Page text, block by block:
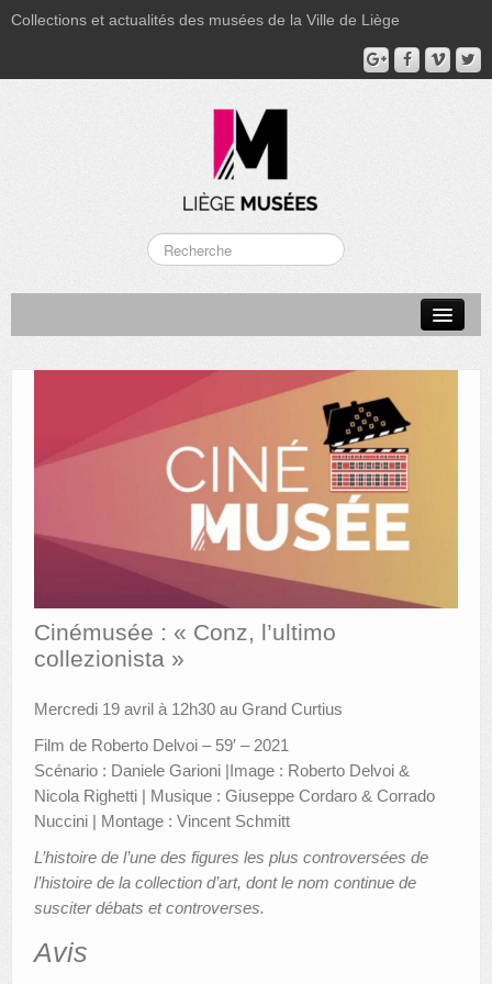
Collections et actualités des musées de la Ville de Liège
MUSÉE DU LUMINAIRE
FONDS PATRIMONIAUX
AUTRES LIEUX
ANIMATIONS DES MUSÉES
PUBLICATIONS
LES APPELS À PROJETS
LE PORTAIL DES COLLECTIONS
Cinémusée : « Conz, l’ultimo
collezionista »
Mercredi 19 avril à 12h30 au Grand Curtius
Film de Roberto Delvoi – 59′ – 2021
Scénario : Daniele Garioni |Image : Roberto Delvoi &
Nicola Righetti | Musique : Giuseppe Cordaro & Corrado
Nuccini | Montage : Vincent Schmitt
L’histoire de l’une des figures les plus controversées de
l’histoire de la collection d’art, dont le nom continue de
susciter débats et controverses.
Avis